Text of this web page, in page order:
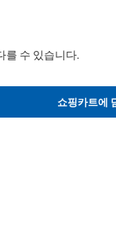
를 수 있습니다.
쇼핑카트에